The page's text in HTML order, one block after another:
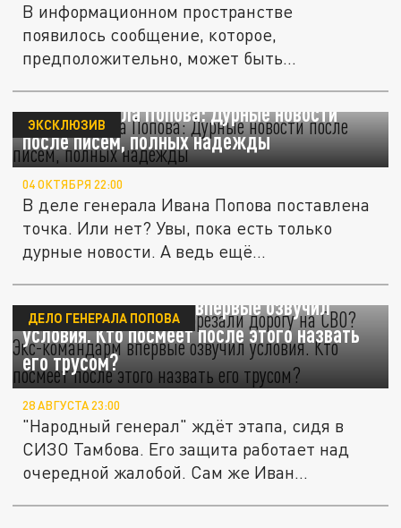
В информационном пространстве
появилось сообщение, которое,
предположительно, может быть
Дело генерала Попова: Дурные новости
после писем, полных надежды
ЭКСКЛЮЗИВ
04 ОКТЯБРЯ 22:00
В деле генерала Ивана Попова поставлена
точка. Или нет? Увы, пока есть только
дурные новости. А ведь ещё...
Почему Ивану Попову "обрезали" дорогу на
СВО? Экс-командарм впервые озвучил
условия. Кто посмеет после этого назвать
его трусом?
ДЕЛО ГЕНЕРАЛА ПОПОВА
28 АВГУСТА 23:00
"Народный генерал" ждёт этапа, сидя в
СИЗО Тамбова. Его защита работает над
очередной жалобой. Сам же Иван...